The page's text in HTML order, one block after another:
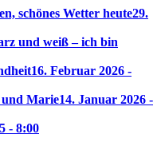
schönes Wetter heute29.
und weiß – ich bin
16. Februar 2026 -
Marie14. Januar 2026 -
- 8:00